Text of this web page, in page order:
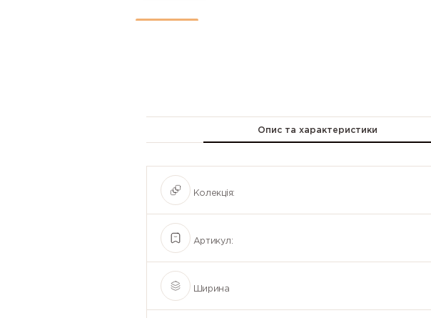
Опис та характеристики
Колекція:
Артикул:
Ширина